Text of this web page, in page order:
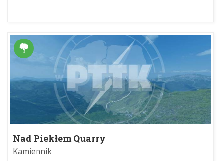
Nad Piekłem Quarry
Kamiennik